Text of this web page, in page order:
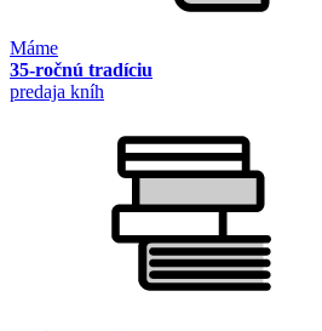
Máme
35-ročnú tradíciu
predaja kníh